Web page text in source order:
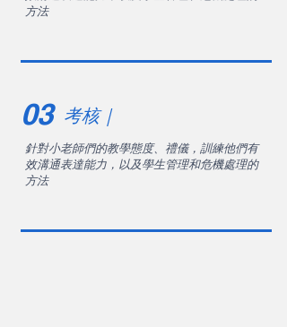
方法
03 ​考核｜
針對小老師們的教學態度、禮儀，訓練他們有
效溝通表達能力，以及學生管理和危機處理的
方法